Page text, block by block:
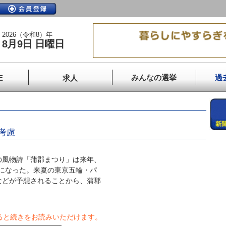
2026（令和8）年
8月9日 日曜日
求人 みんなの選挙 過
慮
物詩「蒲郡まつり」は来年、
なった。来夏の東京五輪・パ
が予想されることから、蒲郡
続きをお読みいただけます。